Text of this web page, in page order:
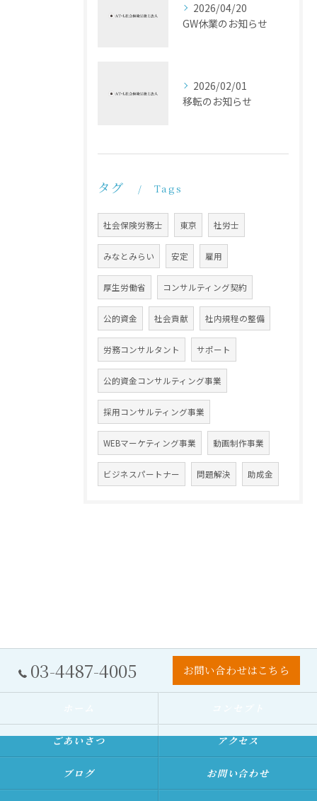
2026/04/20
GW休業のお知らせ
2026/02/01
移転のお知らせ
タグ Tags
社会保険労務士 東京 社労士
みなとみらい 安定 雇用
厚生労働省 コンサルティング契約
公的資金 社会貢献 社内規程の整備
労務コンサルタント サポート
公的資金コンサルティング事業
採用コンサルティング事業
WEBマーケティング事業 動画制作事業
ビジネスパートナー 問題解決 助成金
03-4487-4005 お問い合わせはこちら
ごあいさつ アクセス
ブログ お問い合わせ